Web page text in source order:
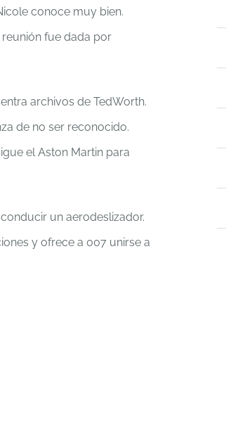
conoce muy bien.
fue dada por
archivos de TedWorth.
de no ser reconocido.
el Aston Martin para
un aerodeslizador.
y ofrece a 007 unirse a